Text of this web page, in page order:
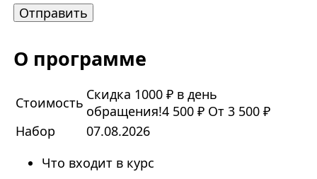
О программе
Стоимость Скидка 1000 ₽ в день
обращения!4 500 ₽ От 3 500 ₽
Набор
07.08.2026
Что входит в курс